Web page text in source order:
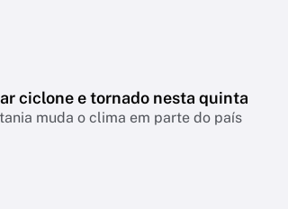
ciclone e tornado nesta quinta
muda o clima em parte do país